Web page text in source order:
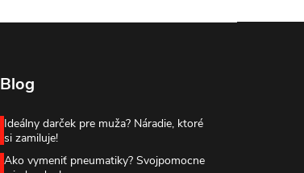
Blog
Ideálny darček pre muža? Náradie, ktoré
si zamiluje!
Ako vymeniť pneumatiky? Svojpomocne